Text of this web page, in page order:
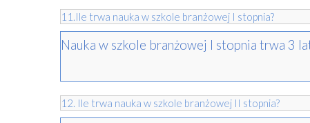
11.Ile trwa nauka w szkole branżowej I stopnia?
Nauka w szkole branżowej I stopnia trwa 3
12. Ile trwa nauka w szkole branżowej II stopnia?